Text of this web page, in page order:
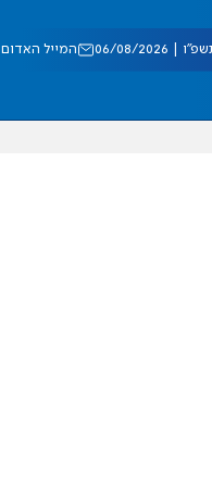
08/2026 המייל האדום